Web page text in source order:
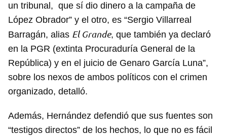
un tribunal, que sí dio dinero a la campaña de
López Obrador” y el otro, es “Sergio Villarreal
Barragán, alias El Grande, que también ya declaró
en la PGR (extinta Procuraduría General de la
República) y en el juicio de Genaro García Luna”,
sobre los nexos de ambos políticos con el crimen
organizado, detalló.
Además, Hernández defendió que sus fuentes son
“testigos directos” de los hechos, lo que no es fácil